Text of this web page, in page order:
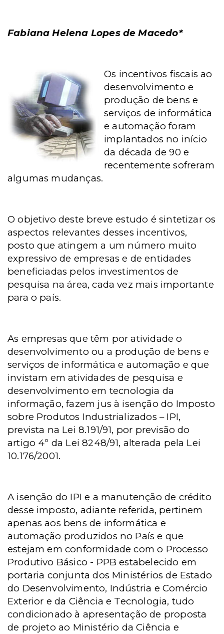
Fabiana Helena Lopes de Macedo*
Os incentivos fiscais ao
desenvolvimento e
produção de bens e
serviços de informática
e automação foram
implantados no início
da década de 90 e
recentemente sofreram
algumas mudanças.
O objetivo deste breve estudo é sintetizar os
aspectos relevantes desses incentivos,
posto que atingem a um número muito
expressivo de empresas e de entidades
beneficiadas pelos investimentos de
pesquisa na área, cada vez mais importante
para o país.
As empresas que têm por atividade o
desenvolvimento ou a produção de bens e
serviços de informática e automação e que
invistam em atividades de pesquisa e
desenvolvimento em tecnologia da
informação, fazem jus à isenção do Imposto
sobre Produtos Industrializados – IPI,
prevista na Lei 8.191/91, por previsão do
artigo 4º da Lei 8248/91, alterada pela Lei
10.176/2001.
A isenção do IPI e a manutenção de crédito
desse imposto, adiante referida, pertinem
apenas aos bens de informática e
automação produzidos no País e que
estejam em conformidade com o Processo
Produtivo Básico - PPB estabelecido em
portaria conjunta dos Ministérios de Estado
do Desenvolvimento, Indústria e Comércio
Exterior e da Ciência e Tecnologia, tudo
condicionado à apresentação de proposta
de projeto ao Ministério da Ciência e